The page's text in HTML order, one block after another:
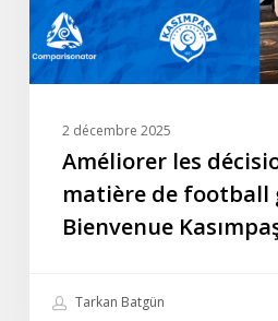
l’IA
–
2 décembre 2025
Améliorer les
matière de football
Bienvenue
Tarkan Batgün